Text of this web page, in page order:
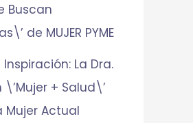
Buscan
de MUJER PYME
La Dra.
\’Mujer + Salud\’
Mujer Actual